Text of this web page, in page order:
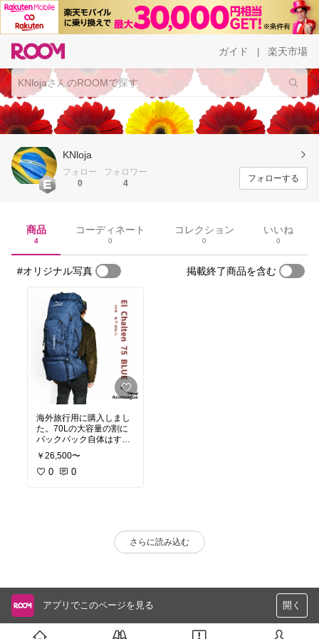
ガイド 楽天市場
KNloja
フォロー
0
フォロワー
4
フォローする
商品
4
コーディネート
0
コレクション
0
いいね
0
#オリジナル写真 掲載終了商品を含む
海外旅行用に購入しまし
た。70Lの大容量の割に
バックパック自体はすご
く軽く感じました。実際
に男子ですが、一週間分
の衣類も楽に収納できま
す！レインカバーが付属
しているのもありがたい
￥26,500〜
0 0
さらに読み込む
アプリでこのページを見る 開く